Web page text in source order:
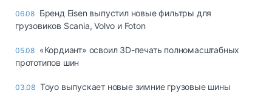
06.08 Бренд Eisen выпустил новые фильтры для
грузовиков Scania, Volvo и Foton
05.08 «Кордиант» освоил 3D-печать полномасштабных
прототипов шин
03.08 Toyo выпускает новые зимние грузовые шины